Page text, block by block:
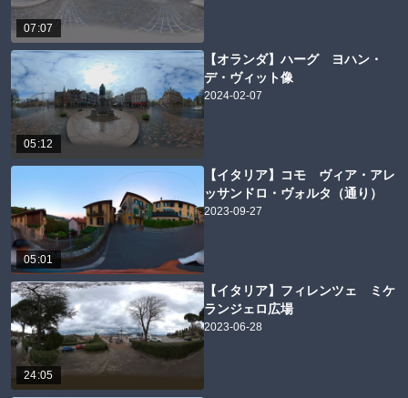
07:07
05:12
【オランダ】ハーグ ヨハン・
デ・ヴィット像
2024-02-07
05:01
【イタリア】コモ ヴィア・アレ
ッサンドロ・ヴォルタ（通り）
2023-09-27
24:05
【イタリア】フィレンツェ ミケ
ランジェロ広場
2023-06-28